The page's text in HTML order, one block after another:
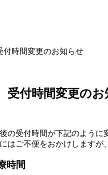
時間変更のお知らせ
付時間変更のお
の受付時間が下記のように
はご不便をおかけしますが
時間